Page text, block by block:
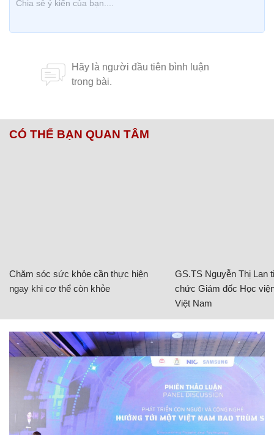
CÓ THỂ BẠN QUAN TÂM
Chăm sóc sức khỏe cần thực hiện
ngay khi cơ thể còn khỏe
GS.TS Nguyễn Thị Lan
chức Giám đốc Học
Việt Nam